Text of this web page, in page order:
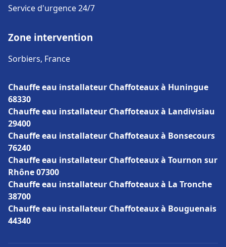
Service d'urgence 24/7
Zone intervention
Sorbiers, France
Chauffe eau installateur Chaffoteaux à Huningue
68330
Chauffe eau installateur Chaffoteaux à Landivisiau
29400
Chauffe eau installateur Chaffoteaux à Bonsecours
76240
Chauffe eau installateur Chaffoteaux à Tournon sur
Rhône 07300
Chauffe eau installateur Chaffoteaux à La Tronche
38700
Chauffe eau installateur Chaffoteaux à Bouguenais
44340